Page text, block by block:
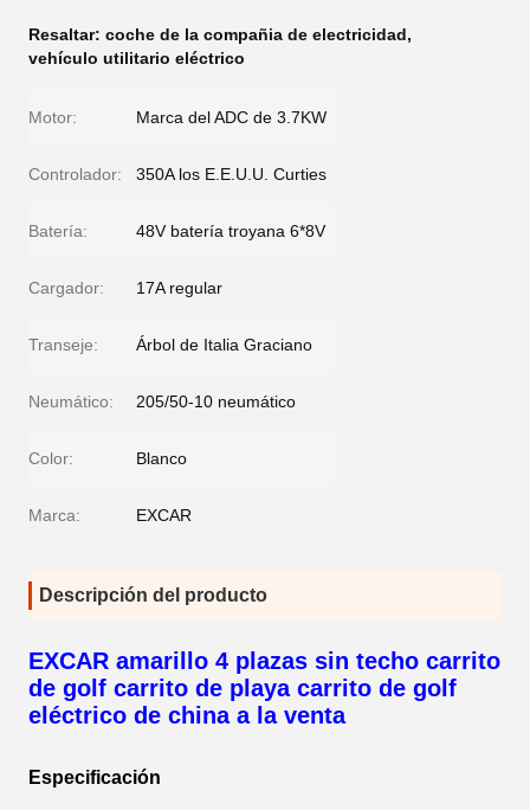
Resaltar: coche de la compañia de electricidad,
vehículo utilitario eléctrico
Motor: Marca del ADC de 3.7KW
Controlador: 350A los E.E.U.U. Curties
Batería: 48V batería troyana 6*8V
Cargador: 17A regular
Transeje: Árbol de Italia Graciano
Neumático: 205/50-10 neumático
Color: Blanco
Marca: EXCAR
Descripción del producto
EXCAR amarillo 4 plazas sin techo carrito
de golf carrito de playa carrito de golf
eléctrico de china a la venta
Especificación